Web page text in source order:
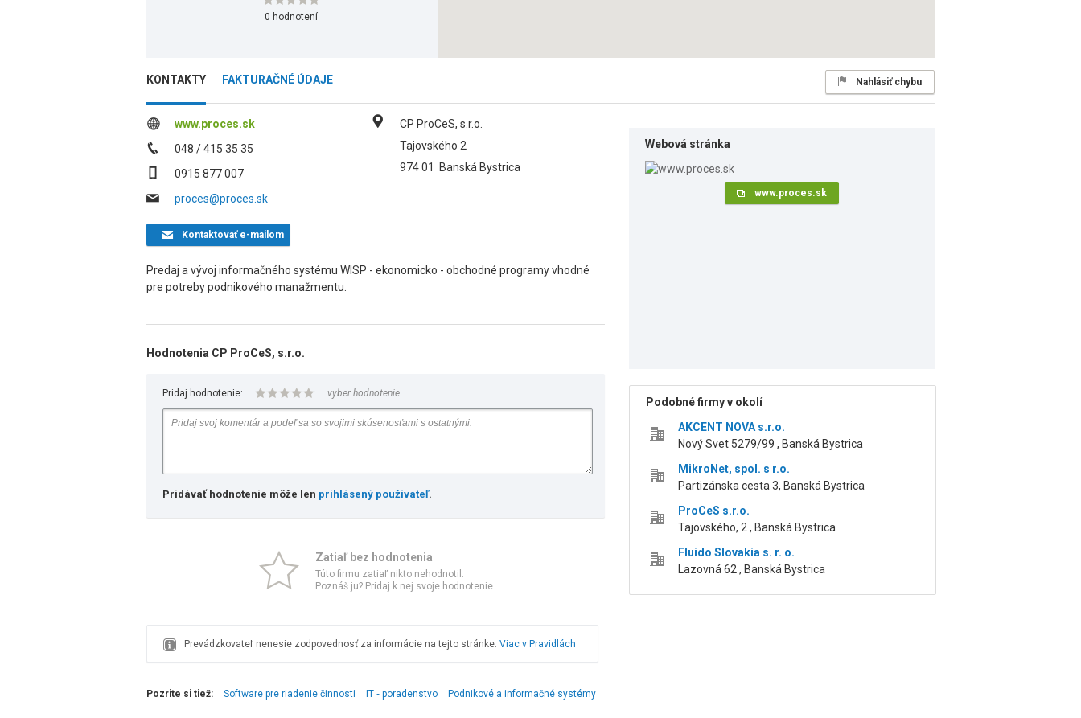
0 hodnotení
KONTAKTY FAKTURAČNÉ ÚDAJE Nahlásiť chybu
www.proces.sk
048 / 415 35 35
0915 877 007
proces@proces.sk
CP ProCeS, s.r.o.
Tajovského 2
974 01
Banská Bystrica
Kontaktovaťe-mailom
Predaj a vývoj informačného systému WISP - ekonomicko - obchodné programy vhodné
pre potreby podnikového manažmentu.
Hodnotenia CP ProCeS, s.r.o.
Pridaj hodnotenie: vyber hodnotenie
Pridávať hodnotenie môže len prihlásený používateľ.
Zatiaľ bez hodnotenia
Túto firmu zatiaľ nikto nehodnotil.
Poznáš ju? Pridaj k nej svoje hodnotenie.
Prevádzkovateľ nenesie zodpovednosť za informácie na tejto stránke. Viac v Pravidlách
Webová stránka
www.proces.sk
Podobné firmy v okolí
AKCENT NOVA s.r.o.
Nový Svet 5279/99 , Banská Bystrica
MikroNet, spol. s r.o.
Partizánska cesta 3, Banská Bystrica
ProCeS s.r.o.
Tajovského, 2 , Banská Bystrica
Fluido Slovakia s. r. o.
Lazovná 62 , Banská Bystrica
Pozrite si tiež: Software pre riadenie činnosti IT ‑ poradenstvo Podnikové a informačné systémy